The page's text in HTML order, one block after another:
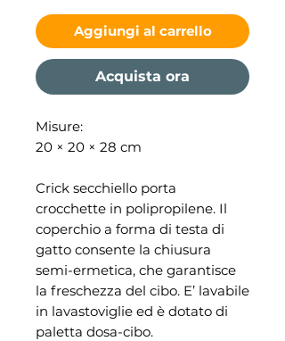
Aggiungi al carrello
Acquista ora
Misure:
20 × 20 × 28 cm
Crick secchiello porta
crocchette in polipropilene. Il
coperchio a forma di testa di
gatto consente la chiusura
semi-ermetica, che garantisce
la freschezza del cibo. E’ lavabile
in lavastoviglie ed è dotato di
paletta dosa-cibo.